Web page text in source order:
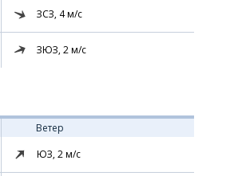
ЗСЗ, 4м/с
ЗЮЗ, 2м/с
Ветер
ЮЗ, 2м/с